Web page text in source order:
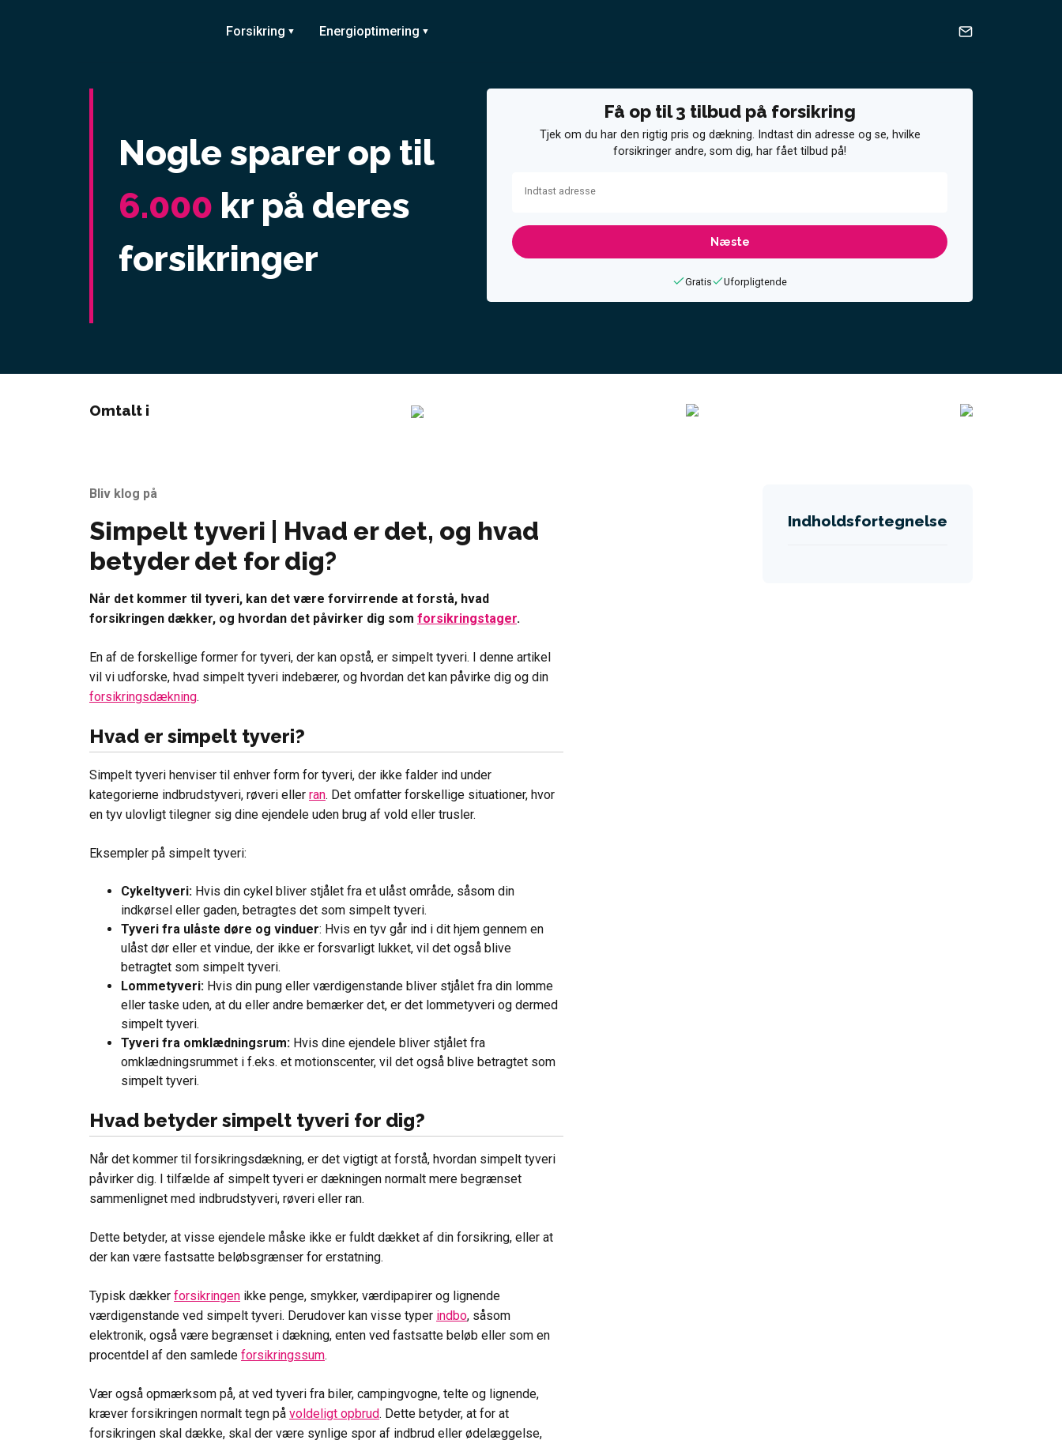
Forsikring Energioptimering
Nogle sparer op til
6.000 kr på deres
forsikringer
Få op til 3 tilbud på forsikring
Tjek om du har den rigtig pris og dækning. Indtast din adresse og se, hvilke
forsikringer andre, som dig, har fået tilbud på!
Indtast adresse
Gratis Uforpligtende
Omtalt i
Bliv klog på
Simpelt tyveri | Hvad er det, og hvad
betyder det for dig?
Når det kommer til tyveri, kan det være forvirrende at forstå, hvad
forsikringen dækker, og hvordan det påvirker dig som forsikringstager.
En af de forskellige former for tyveri, der kan opstå, er simpelt tyveri. I denne artikel
vil vi udforske, hvad simpelt tyveri indebærer, og hvordan det kan påvirke dig og din
forsikringsdækning.
Hvad er simpelt tyveri?
Simpelt tyveri henviser til enhver form for tyveri, der ikke falder ind under
kategorierne indbrudstyveri, røveri eller ran. Det omfatter forskellige situationer, hvor
en tyv ulovligt tilegner sig dine ejendele uden brug af vold eller trusler.
Eksempler på simpelt tyveri:
Cykeltyveri: Hvis din cykel bliver stjålet fra et ulåst område, såsom din
indkørsel eller gaden, betragtes det som simpelt tyveri.
Tyveri fra ulåste døre og vinduer: Hvis en tyv går ind i dit hjem gennem en
ulåst dør eller et vindue, der ikke er forsvarligt lukket, vil det også blive
betragtet som simpelt tyveri.
Lommetyveri: Hvis din pung eller værdigenstande bliver stjålet fra din lomme
eller taske uden, at du eller andre bemærker det, er det lommetyveri og dermed
simpelt tyveri.
Tyveri fra omklædningsrum: Hvis dine ejendele bliver stjålet fra
omklædningsrummet i f.eks. et motionscenter, vil det også blive betragtet som
simpelt tyveri.
Hvad betyder simpelt tyveri for dig?
Når det kommer til forsikringsdækning, er det vigtigt at forstå, hvordan simpelt tyveri
påvirker dig. I tilfælde af simpelt tyveri er dækningen normalt mere begrænset
sammenlignet med indbrudstyveri, røveri eller ran.
Dette betyder, at visse ejendele måske ikke er fuldt dækket af din forsikring, eller at
der kan være fastsatte beløbsgrænser for erstatning.
Typisk dækker forsikringen ikke penge, smykker, værdipapirer og lignende
værdigenstande ved simpelt tyveri. Derudover kan visse typer indbo, såsom
elektronik, også være begrænset i dækning, enten ved fastsatte beløb eller som en
procentdel af den samlede forsikringssum.
Vær også opmærksom på, at ved tyveri fra biler, campingvogne, telte og lignende,
kræver forsikringen normalt tegn på voldeligt opbrud. Dette betyder, at for at
forsikringen skal dække, skal der være synlige spor af indbrud eller ødelæggelse,
Indholdsfortegnelse